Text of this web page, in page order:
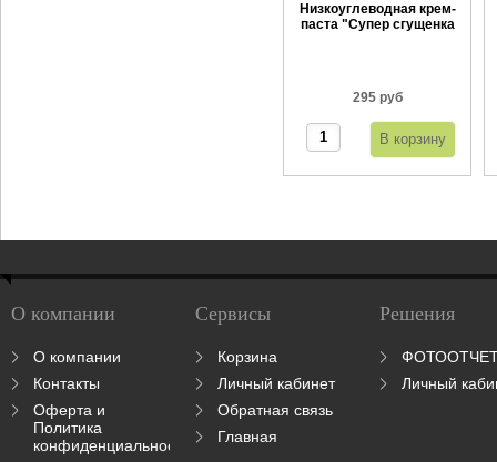
Низкоуглеводная крем-
паста "Супер сгущенка
295 руб
О компании
О компании
Контакты
Оферта и
Политика
конфиденциальности
Сервисы
Корзина
Личный кабинет
Обратная связь
Главная
Решения
Личный